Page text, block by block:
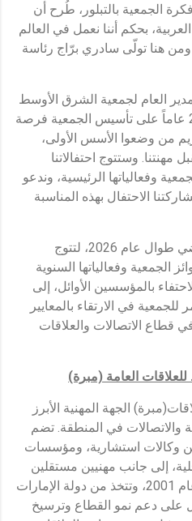
الجمعية بالتبلور، طُرح أن
بحكم أننا نعمل في العالم
هنا تولّى سادري برّاج رئاسة
العام لجمعية الشرق الأوسط
للعلاقات(مبرة): "يمثل مرور 25 عاماً على تأسيس الجمعية فرصة
من وضعوا الأسس الأولى،
وستتوج احتفالاتنا
وفعالياتها الرئيسية، وندعو
الاحتفال بهذه المناسبة
وستستمر فعاليات اليوبيل الفضي طوال عام 2026، لتتوج
الجمعية وفعالياتها السنوية
بالمؤسسين الأوائل، إلى
في الارتقاء بالمعايير
في قطاع الاتصالات والعلاقات
العامة (مبرة)
الجهة المهنية الأبرز
والاتصالات في المنطقة. تضم
من 1300 عضو من وكالات استشارية، ومؤسسات
إلى جانب مهنيين مستقلين
في القطاع. تأسست الجمعية عام 2001، وتتخذ من دولة الإمارات
على دعم نمو القطاع وترسيخ